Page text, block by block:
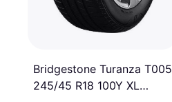
Bridgestone Turanza T005
245/45 R18 100Y XL